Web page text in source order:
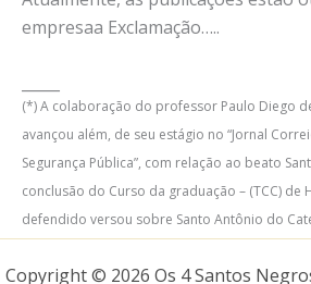
empresaa Exclamação…..
(*) A colaboração do professor Paulo Diego
avançou além, de seu estágio no “Jornal
Segurança Pública”, com relação ao beato
conclusão do Curso da graduação – (TCC) de
defendido versou sobre Santo Antônio do
Copyright © 2026 Os 4 Santos